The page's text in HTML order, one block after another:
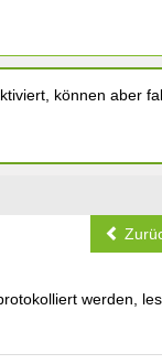
können aber
werden,